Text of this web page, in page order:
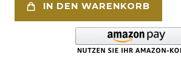
IN DEN WARENKORB